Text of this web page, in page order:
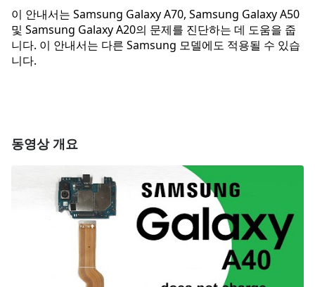
이 안내서는 Samsung Galaxy A70, Samsung Galaxy A50
및 Samsung Galaxy A20의 문제를 진단하는 데 도움을 줍
니다. 이 안내서는 다른 Samsung 모델에도 적용될 수 있습
니다.
동영상 개요